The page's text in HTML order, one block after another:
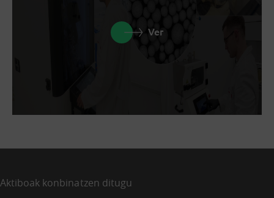
Ver
Aktiboak konbinatzen ditugu